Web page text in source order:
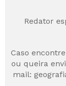
Redator
Caso
ou queira
mail: